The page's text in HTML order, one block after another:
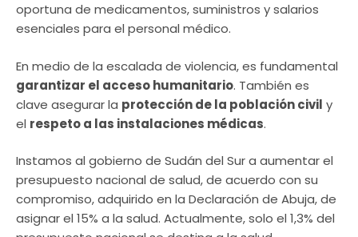
oportuna de medicamentos, suministros y salarios
esenciales para el personal médico.
En medio de la escalada de violencia, es fundamental
garantizar el acceso humanitario. También es
clave asegurar la protección de la población civil y
el respeto a las instalaciones médicas.
Instamos al gobierno de Sudán del Sur a aumentar el
presupuesto nacional de salud, de acuerdo con su
compromiso, adquirido en la Declaración de Abuja, de
asignar el 15% a la salud. Actualmente, solo el 1,3% del